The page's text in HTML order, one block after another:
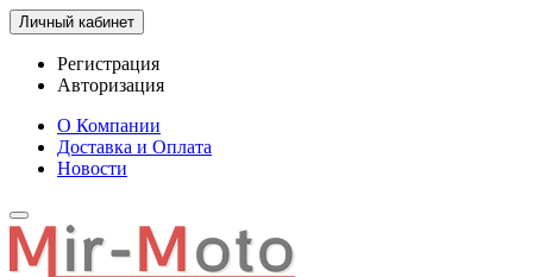
Личный кабинет
Регистрация
Авторизация
О Компании
Доставка и Оплата
Новости